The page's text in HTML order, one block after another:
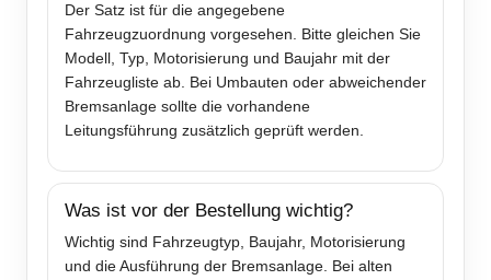
Der Satz ist für die angegebene
Fahrzeugzuordnung vorgesehen. Bitte gleichen Sie
Modell, Typ, Motorisierung und Baujahr mit der
Fahrzeugliste ab. Bei Umbauten oder abweichender
Bremsanlage sollte die vorhandene
Leitungsführung zusätzlich geprüft werden.
Was ist vor der Bestellung wichtig?
Wichtig sind Fahrzeugtyp, Baujahr, Motorisierung
und die Ausführung der Bremsanlage. Bei alten